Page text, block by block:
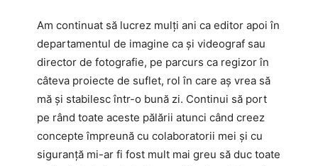
Am continuat să lucrez mulți ani ca editor apoi în
departamentul de imagine ca și videograf sau
director de fotografie, pe parcurs ca regizor în
câteva proiecte de suflet, rol în care aș vrea să
mă și stabilesc într-o bună zi. Continui să port
pe rând toate aceste pălării atunci când creez
concepte împreună cu colaboratorii mei și cu
siguranță mi-ar fi fost mult mai greu să duc toate